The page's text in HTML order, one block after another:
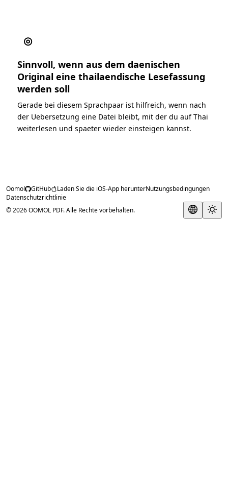
◎
Sinnvoll, wenn aus dem daenischen
Original eine thailaendische Lesefassung
werden soll
Gerade bei diesem Sprachpaar ist hilfreich, wenn nach
der Uebersetzung eine Datei bleibt, mit der du auf Thai
weiterlesen und spaeter wieder einsteigen kannst.
Oomol GitHub Laden Sie die iOS-App herunterNutzungsbedingungen
Datenschutzrichtlinie
© 2026 OOMOL PDF. Alle Rechte vorbehalten.